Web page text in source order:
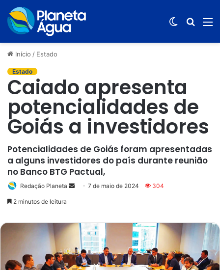
Switch
Início / Estado
Estado
Caiado apresenta
potencialidades de
Goiás a investidores
Potencialidades de Goiás foram apresentadas
a alguns investidores do país durante reunião
no Banco BTG Pactual,
Redação Planeta
Mande
mail
7 de maio de 2024 304
2 minutos de leitura